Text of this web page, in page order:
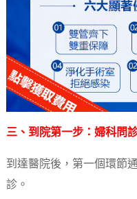
三、到院第一步：婦科問
到達醫院後，第一個環節
診。